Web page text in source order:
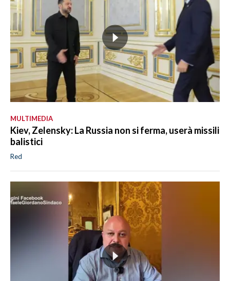
MULTIMEDIA
Kiev, Zelensky: La Russia non si ferma, userà missili
balistici
Red